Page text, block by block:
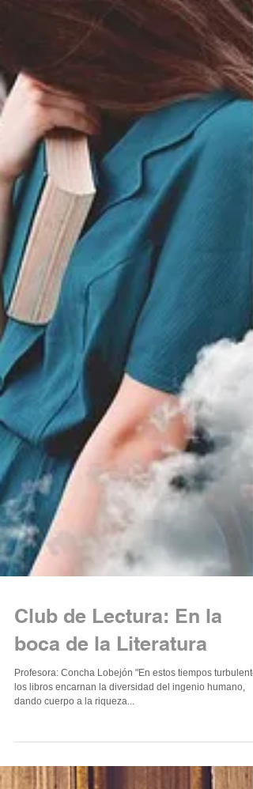
Club de Lectura: En la
boca de la Literatura